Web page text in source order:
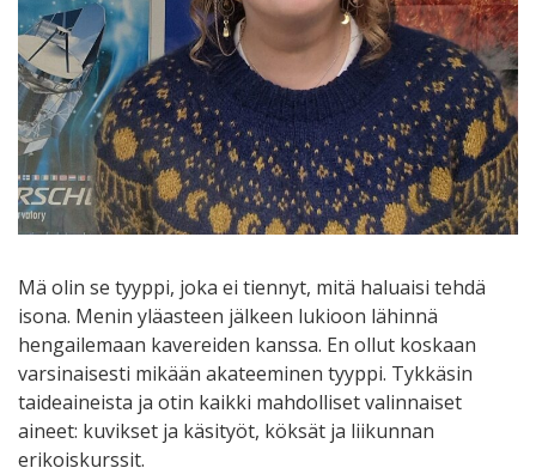
Mä olin se tyyppi, joka ei tiennyt, mitä haluaisi tehdä
isona. Menin yläasteen jälkeen lukioon lähinnä
hengailemaan kavereiden kanssa. En ollut koskaan
varsinaisesti mikään akateeminen tyyppi. Tykkäsin
taideaineista ja otin kaikki mahdolliset valinnaiset
aineet: kuvikset ja käsityöt, köksät ja liikunnan
erikoiskurssit.